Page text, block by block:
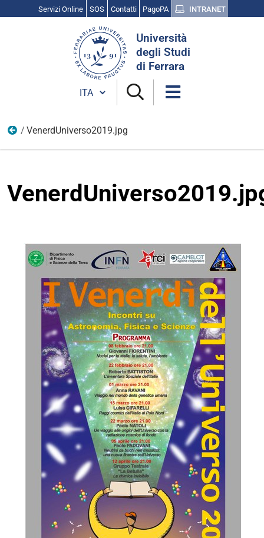
Servizi Online SOS Contatti PagoPA INTRANET
Università
degli Studi
di Ferrara
Cambia lingua
gennaio
VenerdUniverso2019.jpg